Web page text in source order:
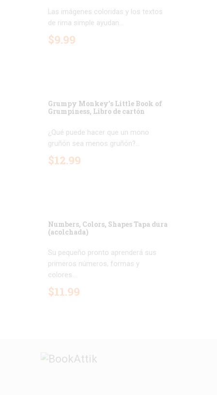
Las imágenes coloridas y los textos
de rima simple ayudan...
$9.99
Grumpy Monkey’s Little Book of
Grumpiness, Libro de cartón
¿Qué puede hacer que un mono
gruñón sea menos gruñón?...
$12.99
Numbers, Colors, Shapes Tapa dura
(acolchada)
Su pequeño pronto aprenderá sus
primeros números, formas y
colores....
$11.99